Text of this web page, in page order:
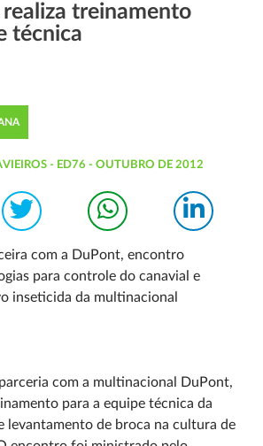
treinamento
técnica
- ED76 - OUTUBRO DE 2012
com a DuPont, encontro
para controle do canavial e
inseticida da multinacional
com a multinacional DuPont,
para a equipe técnica da
levantamento de broca na cultura de